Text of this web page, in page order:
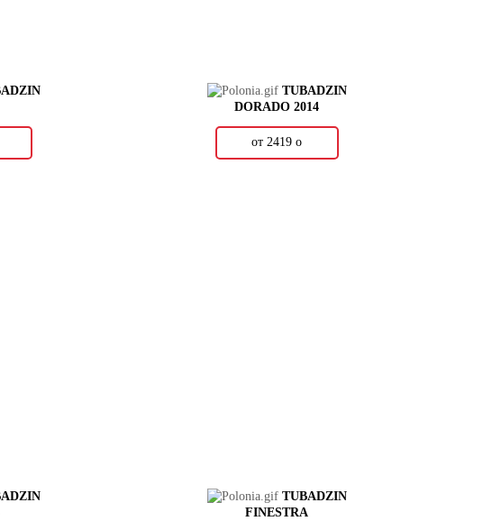
TUBADZIN
DORADO 2014
от 2419о
TUBADZIN
FINESTRA